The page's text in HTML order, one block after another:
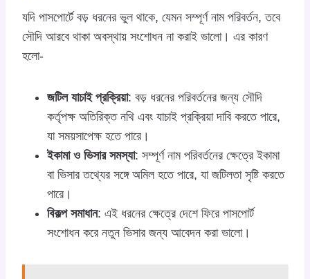
যদি পাসপোর্টে বড় ধরনের ভুল থাকে, যেমন সম্পূর্ণ নাম পরিবর্তন, তবে
সৌদি আরবে থাকা অবস্থায় সংশোধন না করাই ভালো। এর কারণ
হলো-
জটিল যাচাই প্রক্রিয়া: বড় ধরনের পরিবর্তনের জন্য সৌদি
কর্তৃপক্ষ অতিরিক্ত নথি এবং যাচাই প্রক্রিয়া দাবি করতে পারে,
যা সময়সাপেক্ষ হতে পারে।
ইকামা ও ভিসার সমস্যা: সম্পূর্ণ নাম পরিবর্তনের ক্ষেত্রে ইকামা
বা ভিসার তথ্যের সঙ্গে অমিল হতে পারে, যা জটিলতা সৃষ্টি করতে
পারে।
বিকল্প সমাধান: এই ধরনের ক্ষেত্রে দেশে ফিরে পাসপোর্ট
সংশোধন করে নতুন ভিসার জন্য আবেদন করা ভালো।